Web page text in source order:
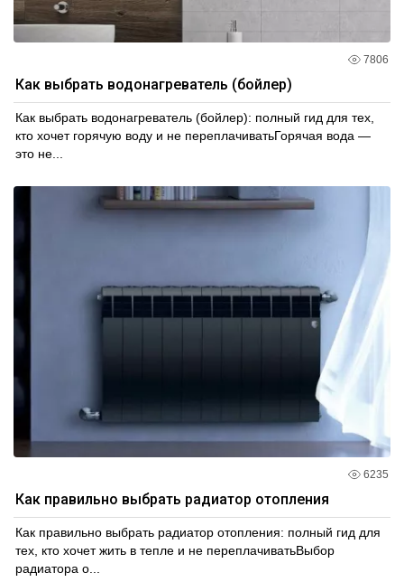
7806
Как выбрать водонагреватель (бойлер)
Как выбрать водонагреватель (бойлер): полный гид для тех,
кто хочет горячую воду и не переплачиватьГорячая вода —
это не...
6235
Как правильно выбрать радиатор отопления
Как правильно выбрать радиатор отопления: полный гид для
тех, кто хочет жить в тепле и не переплачиватьВыбор
радиатора о...